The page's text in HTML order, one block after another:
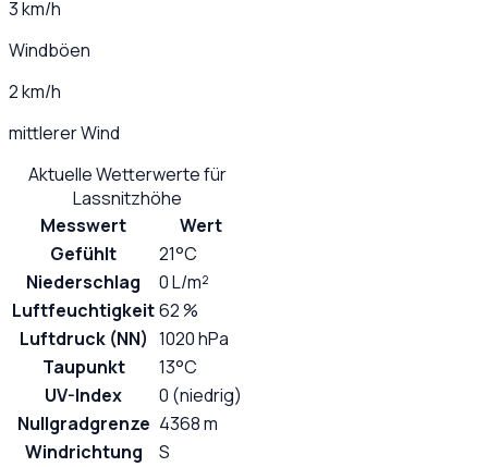
3 km/h
Windböen
2 km/h
mittlerer Wind
Aktuelle Wetterwerte für
Lassnitzhöhe
Messwert
Wert
Gefühlt
21°C
Niederschlag
0 L/m²
Luftfeuchtigkeit62 %
Luftdruck (NN) 1020 hPa
Taupunkt
13°C
UV-Index
0 (niedrig)
Nullgradgrenze 4368 m
Windrichtung
S